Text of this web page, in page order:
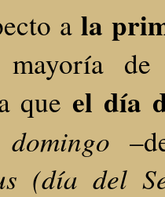
ala
de
que el día
domingo
(día del